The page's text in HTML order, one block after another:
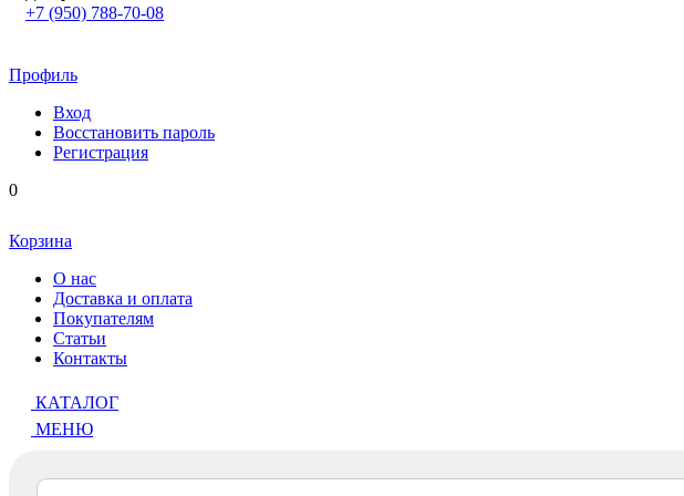
+7 (950) 788-70-08
Профиль
Вход
Восстановить пароль
Регистрация
0
Корзина
О нас
Доставка и оплата
Покупателям
Статьи
Контакты
КАТАЛОГ
МЕНЮ